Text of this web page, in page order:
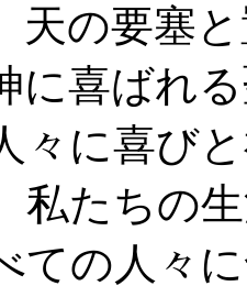
天の要塞
に喜ばれ
々に喜び
私たちの
ての人々